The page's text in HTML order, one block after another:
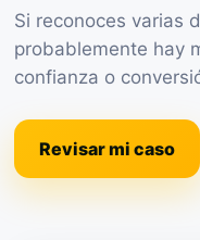
Si reconoces varias
probablemente hay
confianza o
Revisar mi caso